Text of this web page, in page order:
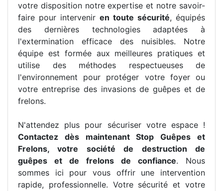
votre disposition notre expertise et notre savoir-
faire pour intervenir en toute sécurité, équipés
des dernières technologies adaptées à
l'extermination efficace des nuisibles. Notre
équipe est formée aux meilleures pratiques et
utilise des méthodes respectueuses de
l'environnement pour protéger votre foyer ou
votre entreprise des invasions de guêpes et de
frelons.
N'attendez plus pour sécuriser votre espace !
Contactez dès maintenant Stop Guêpes et
Frelons, votre société de destruction de
guêpes et de frelons de confiance. Nous
sommes ici pour vous offrir une intervention
rapide, professionnelle. Votre sécurité et votre